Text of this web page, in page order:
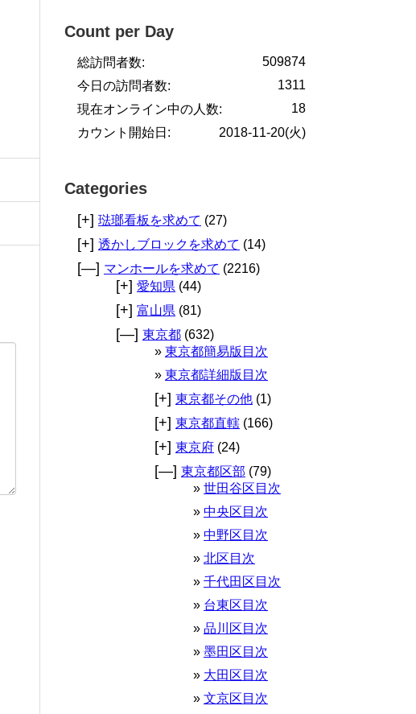
Count per Day
509874
総訪問者数:
1311
今日の訪問者数:
18
現在オンライン中の人数:
2018-11-20(火)
カウント開始日:
Categories
[+] 琺瑯看板を求めて (27)
[+] 透かしブロックを求めて (14)
[—] マンホールを求めて (2216)
[+] 愛知県 (44)
[+] 富山県 (81)
[—] 東京都 (632)
東京都簡易版目次
東京都詳細版目次
[+] 東京都その他 (1)
[+] 東京都直轄 (166)
[+] 東京府 (24)
[—] 東京都区部 (79)
世田谷区目次
中央区目次
中野区目次
北区目次
千代田区目次
台東区目次
品川区目次
墨田区目次
大田区目次
文京区目次